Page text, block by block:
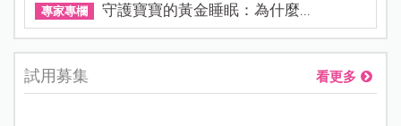
專家專欄 守護寶寶的黃金睡眠：為什麼...
試用募集 看更多